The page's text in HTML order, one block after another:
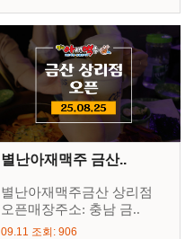
별난아재맥주 금산..
별난아재맥주금산 상리점
오픈매장주소: 충남 금..
09.11 조회: 906